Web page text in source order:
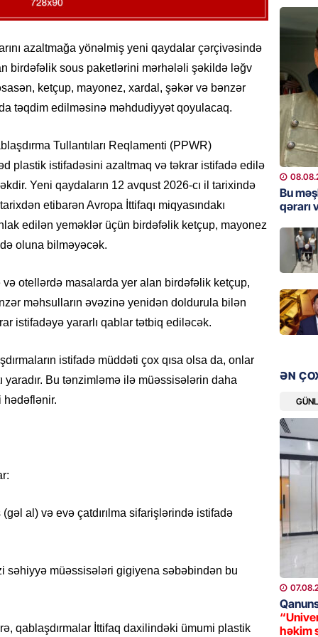
azaltmağa yönəlmiş yeni qaydalar çərçivəsində
birdəfəlik sous paketlərini mərhələli şəkildə ləğv
ketçup, mayonez, xardal, şəkər və bənzər
təqdim edilməsinə məhdudiyyət qoyulacaq.
Tullantıları Reqlamenti (PPWR)
plastik istifadəsini azaltmaq və təkrar istifadə edilə
Yeni qaydaların 12 avqust 2026-cı il tarixində
etibarən Avropa İttifaqı miqyasındakı
edilən yeməklər üçün birdəfəlik ketçup, mayonez
oluna bilməyəcək.
otellərdə masalarda yer alan birdəfəlik ketçup,
məhsulların əvəzinə yenidən doldurula bilən
istifadəyə yararlı qablar tətbiq ediləcək.
istifadə müddəti çox qısa olsa da, onlar
yaradır. Bu tənzimləmə ilə müəssisələrin daha
hədəflənir.
(gəl al) və evə çatdırılma sifarişlərində istifadə
səhiyyə müəssisələri gigiyena səbəbindən bu
qablaşdırmalar İttifaq daxilindəki ümumi plastik
Video
BANNER
Məsud
–
MANŞET
Nikol
ZƏNG
ÖLKƏ
GÜNDƏM
qədər
ŞOU-
GÜNDƏM
18 il
MANŞET
17
olundu
Bu
qərarı
ƏN
həkim